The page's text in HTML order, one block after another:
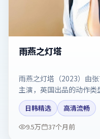
雨燕之灯塔
雨燕之灯塔（2023）由
主演，英国出品的动作
捏得当。剧情简介与主创
方资料为准。
日韩精选
高清流畅
9.5万
37个月前